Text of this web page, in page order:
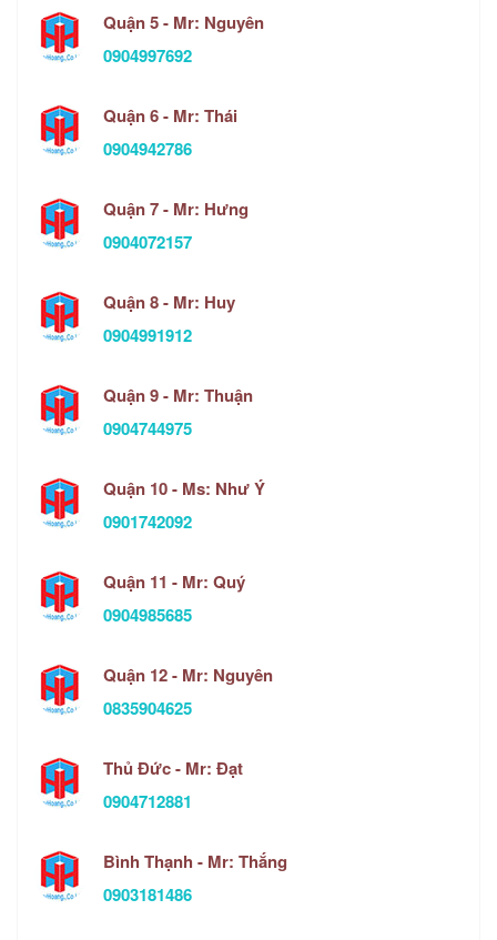
Quận 5 - Mr: Nguyên
0904997692
Quận 6 - Mr: Thái
0904942786
Quận 7 - Mr: Hưng
0904072157
Quận 8 - Mr: Huy
0904991912
Quận 9 - Mr: Thuận
0904744975
Quận 10 - Ms: Như Ý
0901742092
Quận 11 - Mr: Quý
0904985685
Quận 12 - Mr: Nguyên
0835904625
Thủ Đức - Mr: Đạt
0904712881
Bình Thạnh - Mr: Thắng
0903181486